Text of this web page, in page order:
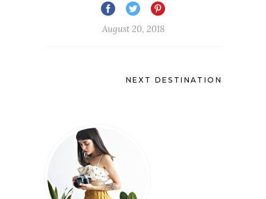
August 20, 2018
NEXT DESTINATION